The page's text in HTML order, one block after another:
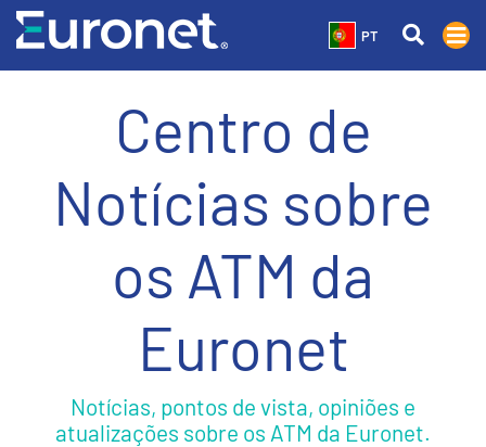
PT
Centro de
Notícias sobre
os ATM da
Euronet
Notícias, pontos de vista, opiniões e
atualizações sobre os ATM da Euronet.